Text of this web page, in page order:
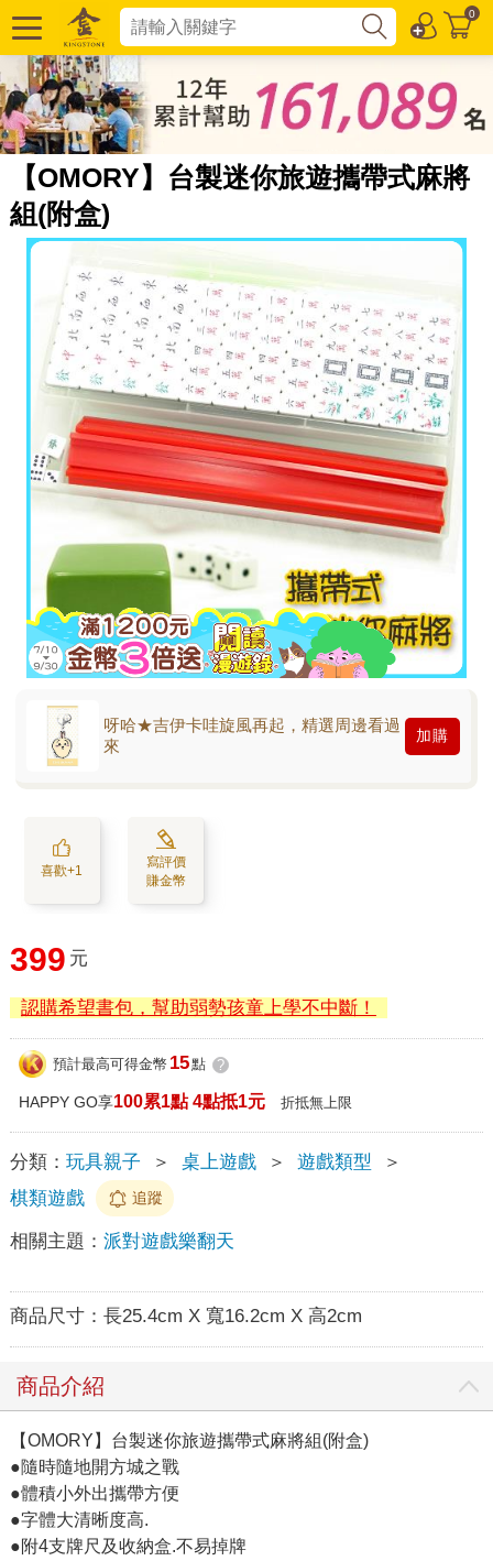
0
【OMORY】台製迷你旅遊攜帶式麻將
組(附盒)
呀哈★吉伊卡哇旋風再起，精選周邊看過
來
加購
喜歡+1
寫評價
賺金幣
399 元
認購希望書包，幫助弱勢孩童上學不中斷！
預計最高可得金幣 15點 ?
HAPPY GO享100累1點 4點抵1元 折抵無上限
分類： 玩具親子 ＞ 桌上遊戲 ＞ 遊戲類型
＞
棋類遊戲
追蹤
相關主題： 派對遊戲樂翻天
商品尺寸： 長25.4cm X 寬16.2cm X 高2cm
商品介紹
【OMORY】台製迷你旅遊攜帶式麻將組(附盒)
●隨時隨地開方城之戰
●體積小外出攜帶方便
●字體大清晰度高.
●附4支牌尺及收納盒.不易掉牌